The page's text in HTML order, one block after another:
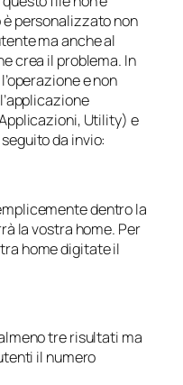
personalizzato non
ma anche al
crea il problema. In
e non
Utility) e
da invio:
dentro la
la vostra home. Per
home digitate il
tre risultati ma
il numero